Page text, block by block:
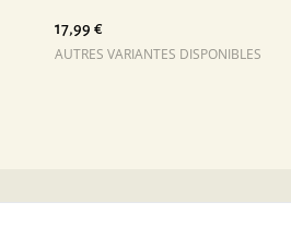
17,99 €
AUTRES VARIANTES DISPONIBLES